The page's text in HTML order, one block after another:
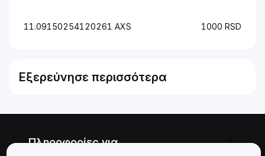
11.09150254120261 AXS 1000 RSD
Εξερεύνησε περισσότερα
Πληροφορίες για